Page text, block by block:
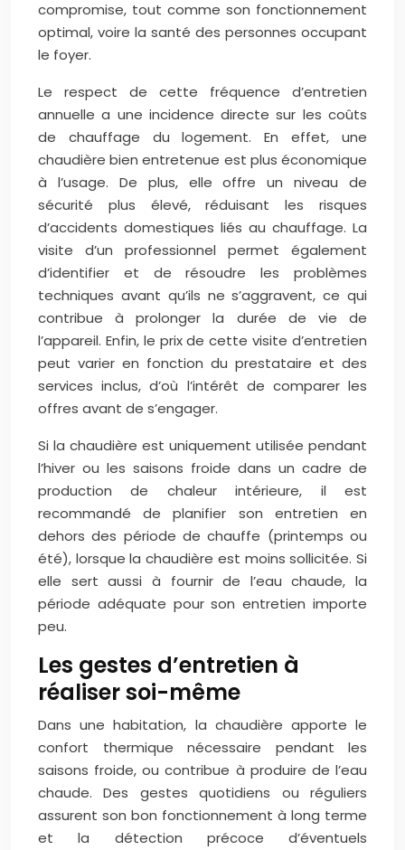
compromise, tout comme son fonctionnement
optimal, voire la santé des personnes occupant
le foyer.
Le respect de cette fréquence d’entretien
annuelle a une incidence directe sur les coûts
de chauffage du logement. En effet, une
chaudière bien entretenue est plus économique
à l’usage. De plus, elle offre un niveau de
sécurité plus élevé, réduisant les risques
d’accidents domestiques liés au chauffage. La
visite d’un professionnel permet également
d’identifier et de résoudre les problèmes
techniques avant qu’ils ne s’aggravent, ce qui
contribue à prolonger la durée de vie de
l’appareil. Enfin, le prix de cette visite d’entretien
peut varier en fonction du prestataire et des
services inclus, d’où l’intérêt de comparer les
offres avant de s’engager.
Si la chaudière est uniquement utilisée pendant
l’hiver ou les saisons froide dans un cadre de
production de chaleur intérieure, il est
recommandé de planifier son entretien en
dehors des période de chauffe (printemps ou
été), lorsque la chaudière est moins sollicitée. Si
elle sert aussi à fournir de l’eau chaude, la
période adéquate pour son entretien importe
peu.
Les gestes d’entretien à
réaliser soi-même
Dans une habitation, la chaudière apporte le
confort thermique nécessaire pendant les
saisons froide, ou contribue à produire de l’eau
chaude. Des gestes quotidiens ou réguliers
assurent son bon fonctionnement à long terme
et la détection précoce d’éventuels